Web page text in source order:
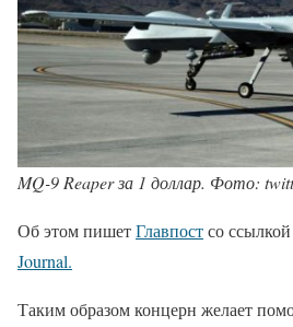
MQ-9 Reaper за 1 доллар. Фото:
Об этом пишетГлавпостсо
Journal.
Таким образом концерн желает